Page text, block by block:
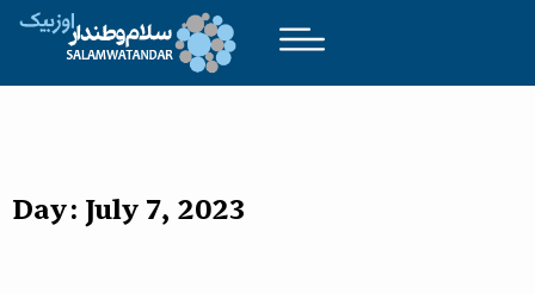
Day: July 7, 2023